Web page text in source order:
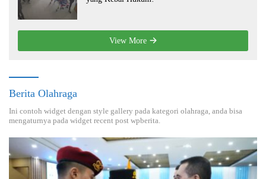
View More
Berita Olahraga
Ini contoh widget dengan style gallery pada kategori olahraga, anda bisa
mengaturnya pada widget recent post wpberita.